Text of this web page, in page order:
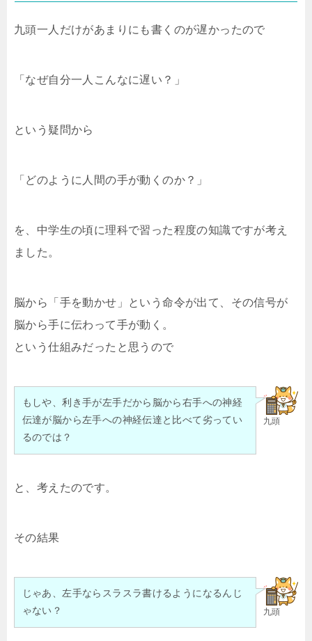
九頭一人だけがあまりにも書くのが遅かったので
「なぜ自分一人こんなに遅い？」
という疑問から
「どのように人間の手が動くのか？」
を、中学生の頃に理科で習った程度の知識ですが考え
ました。
脳から「手を動かせ」という命令が出て、その信号が
脳から手に伝わって手が動く。
という仕組みだったと思うので
九頭
もしや、利き手が左手だから脳から右手への神経
伝達が脳から左手への神経伝達と比べて劣ってい
るのでは？
と、考えたのです。
その結果
九頭
じゃあ、左手ならスラスラ書けるようになるんじ
ゃない？